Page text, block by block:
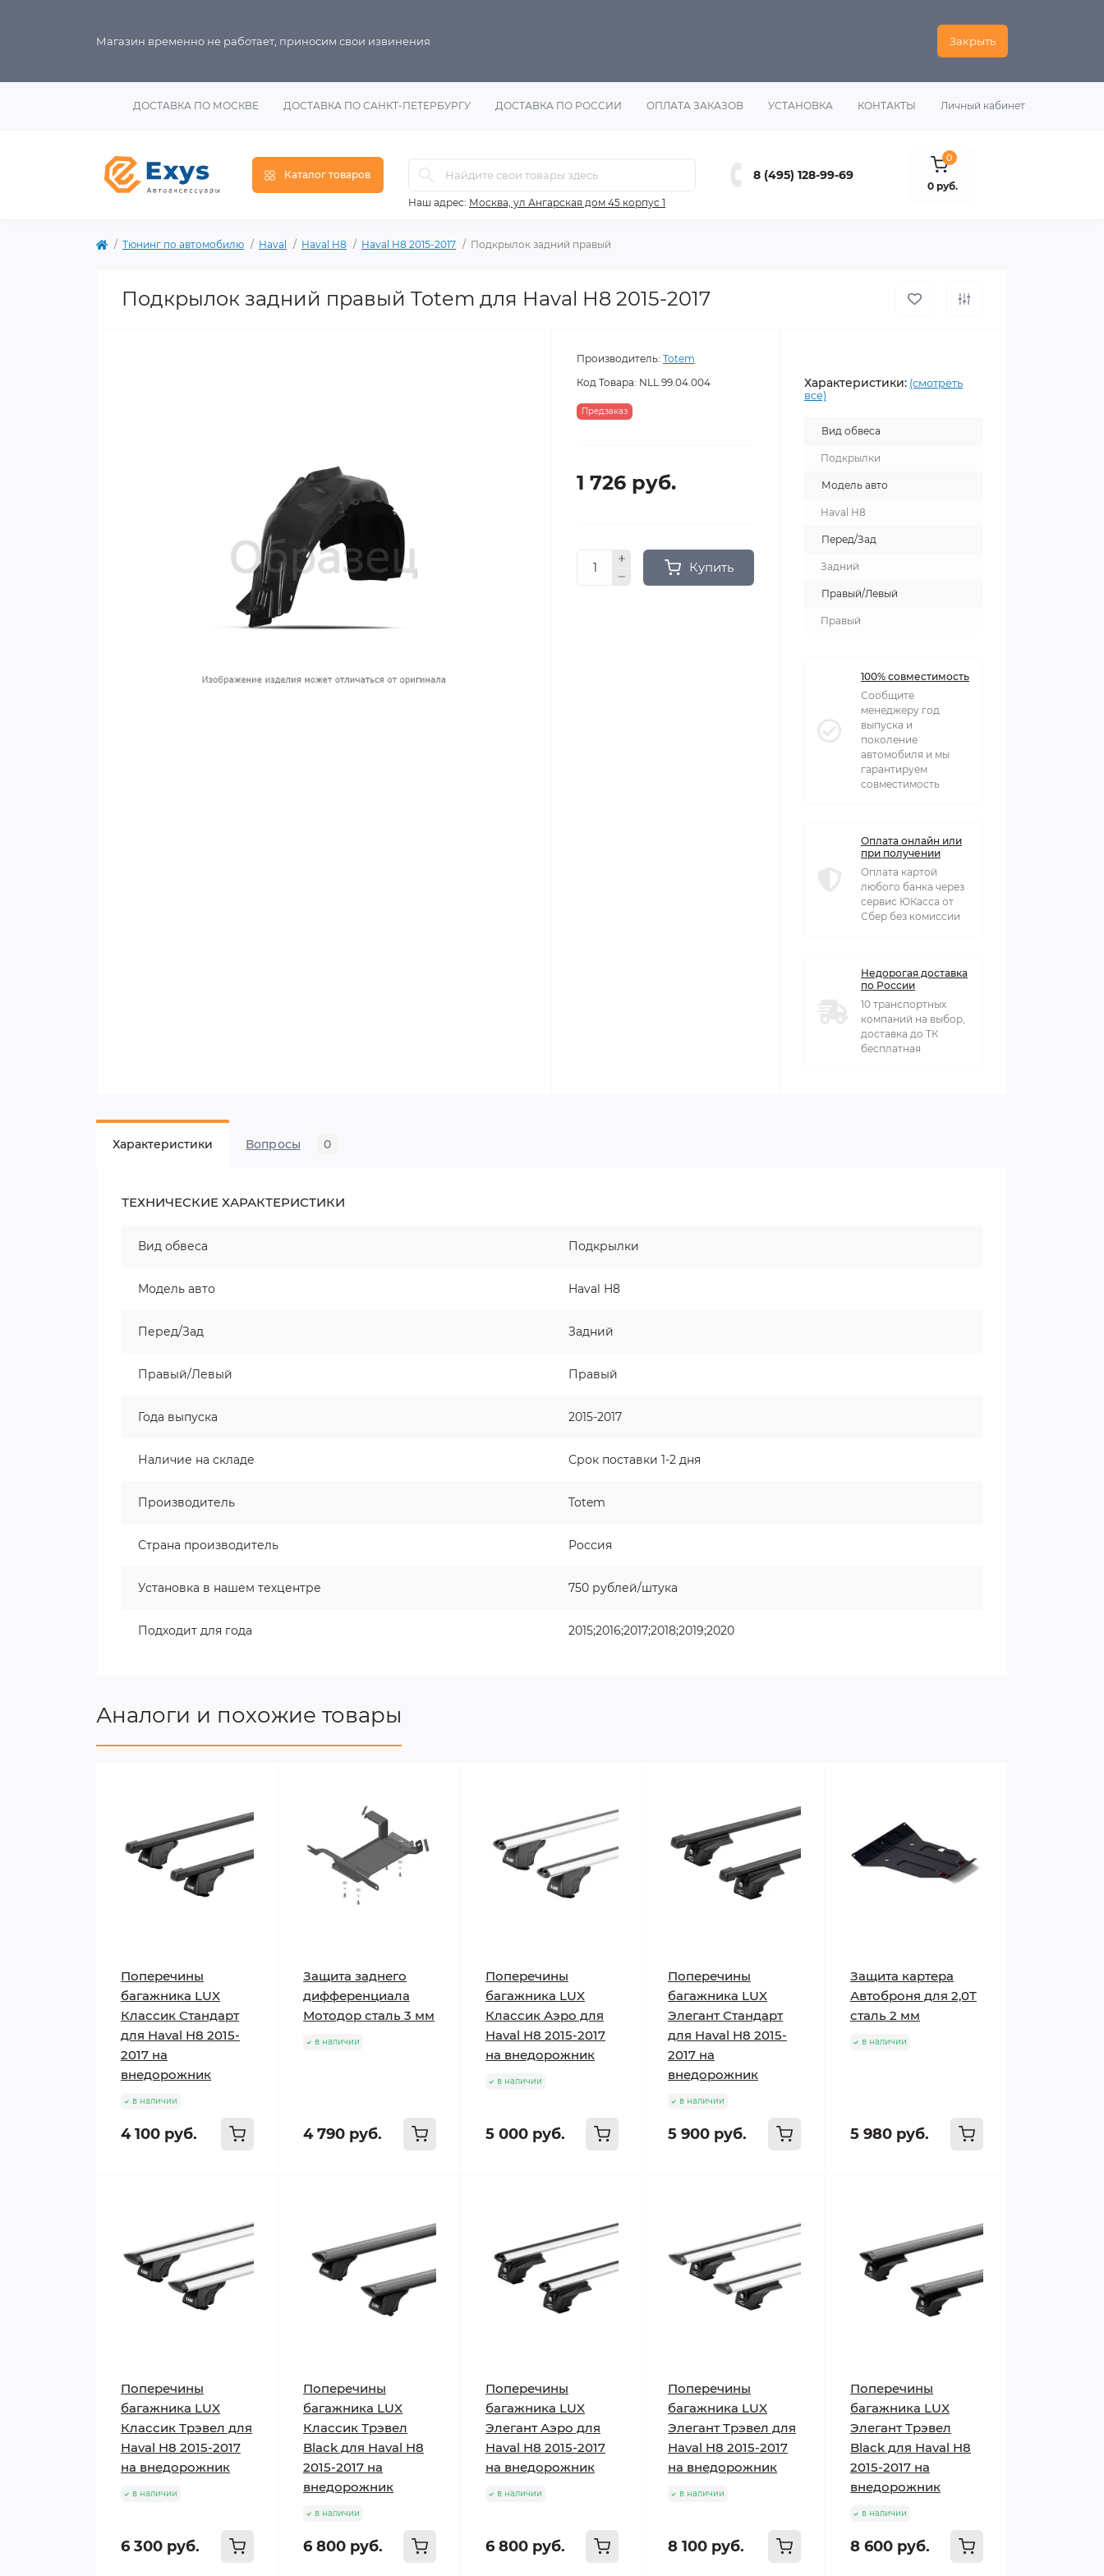
Магазин временно не работает, приносим свои извинения Закрыть
ДОСТАВКА ПО МОСКВЕ ДОСТАВКА ПО САНКТ-ПЕТЕРБУРГУ ДОСТАВКА ПО РОССИИ ОПЛАТА ЗАКАЗОВ УСТАНОВКА КОНТАКТЫ Личный кабинет
Каталог товаров
Наш адрес: Москва, ул Ангарская дом 45 корпус 1
8 (495) 128-99-69
0
0 руб.
Тюнинг по автомобилю Haval Haval H8 Haval H8 2015-2017 Подкрылок задний правый
Подкрылок задний правый Totem для Haval H8 2015-2017
Производитель: Totem
Код Товара: NLL.99.04.004
Предзаказ
1 726 руб.
Купить
Характеристики: (смотреть
все)
Вид обвеса
Подкрылки
Модель авто
Haval H8
Перед/Зад
Задний
Правый/Левый
Правый
100% совместимость
Сообщите
менеджеру год
выпуска и
поколение
автомобиля и мы
гарантируем
совместимость
Оплата онлайн или
при получении
Оплата картой
любого банка через
сервис ЮКасса от
Сбер без комиссии
Недорогая доставка
по России
10 транспортных
компаний на выбор,
доставка до ТК
бесплатная
Характеристики Вопросы 0
ТЕХНИЧЕСКИЕ ХАРАКТЕРИСТИКИ
Вид обвеса Подкрылки
Модель авто Haval H8
Перед/Зад Задний
Правый/Левый Правый
Года выпуска 2015-2017
Наличие на складе Срок поставки 1-2 дня
Производитель Totem
Страна производитель Россия
Установка в нашем техцентре 750 рублей/штука
Подходит для года 2015;2016;2017;2018;2019;2020
Аналоги и похожие товары
Поперечины
багажника LUX
Классик Стандарт
для Haval H8 2015-
2017 на
внедорожник
в наличии
4 100 руб.
Защита заднего
дифференциала
Мотодор сталь 3 мм
в наличии
4 790 руб.
Поперечины
багажника LUX
Классик Аэро для
Haval H8 2015-2017
на внедорожник
в наличии
5 000 руб.
Поперечины
багажника LUX
Элегант Стандарт
для Haval H8 2015-
2017 на
внедорожник
в наличии
5 900 руб.
Защита картера
Автоброня для 2,0T
сталь 2 мм
в наличии
5 980 руб.
Поперечины
багажника LUX
Классик Трэвел для
Haval H8 2015-2017
на внедорожник
в наличии
6 300 руб.
Поперечины
багажника LUX
Классик Трэвел
Black для Haval H8
2015-2017 на
внедорожник
в наличии
6 800 руб.
Поперечины
багажника LUX
Элегант Аэро для
Haval H8 2015-2017
на внедорожник
в наличии
6 800 руб.
Поперечины
багажника LUX
Элегант Трэвел для
Haval H8 2015-2017
на внедорожник
в наличии
8 100 руб.
Поперечины
багажника LUX
Элегант Трэвел
Black для Haval H8
2015-2017 на
внедорожник
в наличии
8 600 руб.